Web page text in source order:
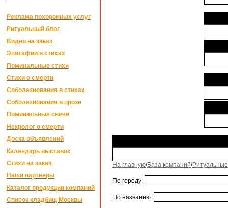
Реклама похоронных услуг
Ритуальный блог
Видео на заказ
Эпитафии в стихах
Поминальные стихи
Стихи о смерти
Соболезнования в стихах
Соболезнования в прозе
Поминальные свечи
Некролог о смерти
Доска объявлений
Календарь выставок
Стихи на заказ
Наши партнеры
Каталог продукции компаний
Список кладбищ Москвы
На главную/База компаний/
По городу:
По названию: